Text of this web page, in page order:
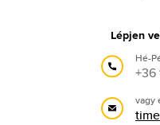
Lépjen
Hé-
+36
vagy